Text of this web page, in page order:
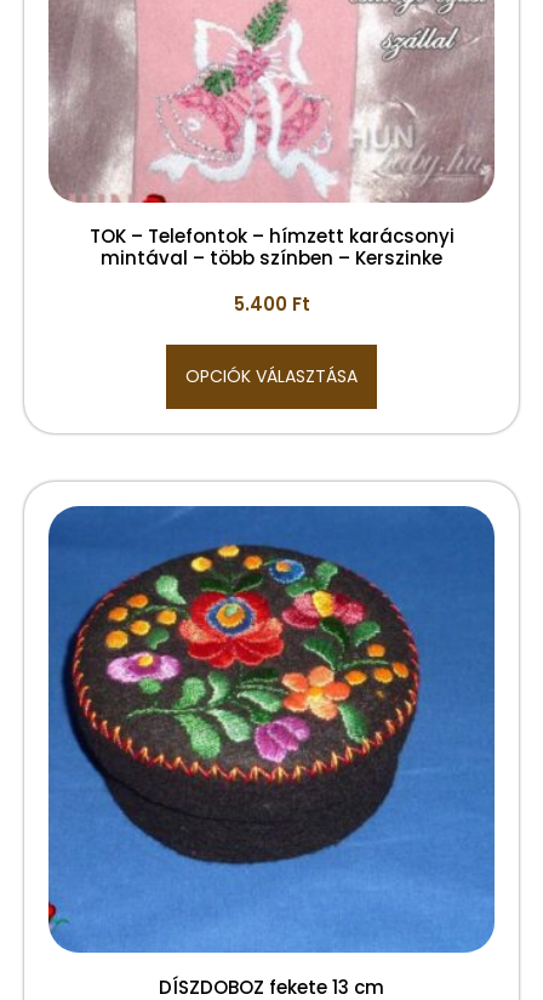
TOK – Telefontok – hímzett karácsonyi
mintával – több színben – Kerszinke
5.400 Ft
OPCIÓK VÁLASZTÁSA
DÍSZDOBOZ fekete 13 cm